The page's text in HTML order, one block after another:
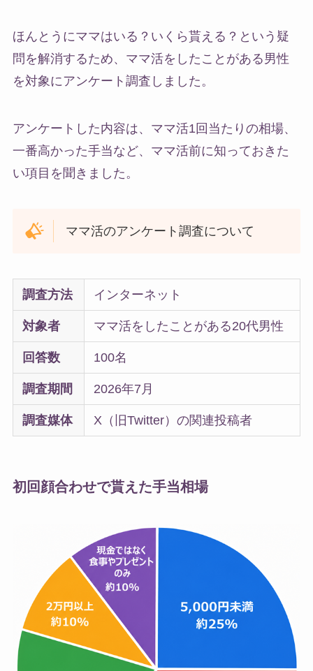
ほんとうにママはいる？いくら貰える？という疑
問を解消するため、ママ活をしたことがある男性
を対象にアンケート調査しました。
アンケートした内容は、ママ活1回当たりの相場、
一番高かった手当など、ママ活前に知っておきた
い項目を聞きました。
ママ活のアンケート調査について
調査方法 インターネット
対象者 ママ活をしたことがある20代男性
回答数 100名
調査期間 2026年7月
調査媒体 X（旧Twitter）の関連投稿者
初回顔合わせで貰えた手当相場